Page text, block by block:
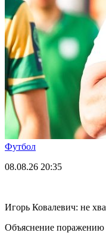
Футбол
08.08.26 20:35
Игорь Ковалевич: не
Объяснение поражению